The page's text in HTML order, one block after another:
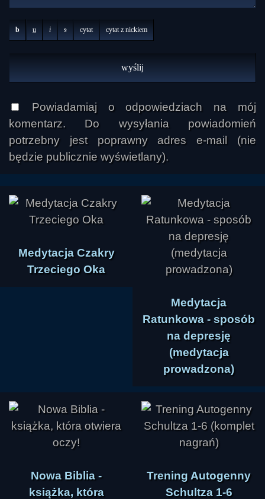
b u i s cytat cytat z nickiem
Powiadamiaj o odpowiedziach na mój
komentarz. Do wysyłania powiadomień
potrzebny jest poprawny adres e-mail (nie
będzie publicznie wyświetlany).
Medytacja Czakry
Trzeciego Oka
Medytacja
Ratunkowa - sposób
na depresję
(medytacja
prowadzona)
Nowa Biblia -
książka, która
Trening Autogenny
Schultza 1-6